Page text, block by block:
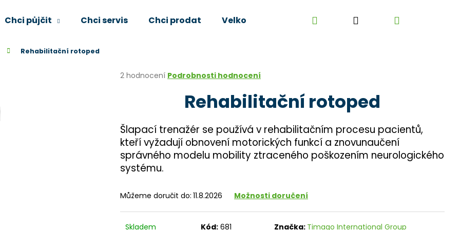
Chci půjčit Chci servis Chci prodat Velkoobchod Kontakt Kariéra
Přihlášení
Rehabilitační rotoped
Průměrné
z
5
hvězdiček.
2 hodnocení Podrobnosti hodnocení
Rehabilitační rotoped
Šlapací trenažér se používá v rehabilitačním procesu pacientů,
kteří vyžadují obnovení motorických funkcí a znovunaučení
správného modelu mobility ztraceného poškozením neurologického
systému.
Můžeme doručit do: 11.8.2026 Možnosti doručení
Skladem Kód: 681 Značka: Timago International Group
Co potřebujete najít?